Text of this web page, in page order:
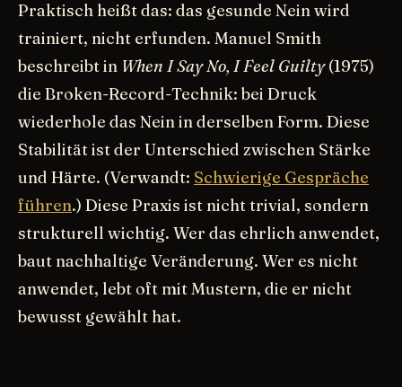
Praktisch heißt das: das gesunde Nein wird
trainiert, nicht erfunden. Manuel Smith
beschreibt in When I Say No, I Feel Guilty(1975)
die Broken-Record-Technik: bei Druck
wiederhole das Nein in derselben Form. Diese
Stabilität ist der Unterschied zwischen Stärke
und Härte. (Verwandt: Schwierige Gespräche
führen.) Diese Praxis ist nicht trivial, sondern
strukturell wichtig. Wer das ehrlich anwendet,
baut nachhaltige Veränderung. Wer es nicht
anwendet, lebt oft mit Mustern, die er nicht
bewusst gewählt hat.